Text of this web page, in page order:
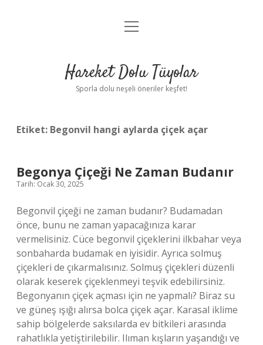
Anasayfa
Yasal Uyarı
menüyü
Hareket Dolu Tüyolar
Sporla dolu neşeli öneriler keşfet!
Etiket: Begonvil hangi aylarda çiçek açar
Begonya Çiçeği Ne Zaman Budanır
Tarih: Ocak 30, 2025
Begonvil çiçeği ne zaman budanır? Budamadan
önce, bunu ne zaman yapacağınıza karar
vermelisiniz. Cüce begonvil çiçeklerini ilkbahar veya
sonbaharda budamak en iyisidir. Ayrıca solmuş
çiçekleri de çıkarmalısınız. Solmuş çiçekleri düzenli
olarak keserek çiçeklenmeyi teşvik edebilirsiniz.
Begonyanın çiçek açması için ne yapmalı? Biraz su
ve güneş ışığı alırsa bolca çiçek açar. Karasal iklime
sahip bölgelerde saksılarda ev bitkileri arasında
rahatlıkla yetiştirilebilir. Ilıman kışların yaşandığı ve